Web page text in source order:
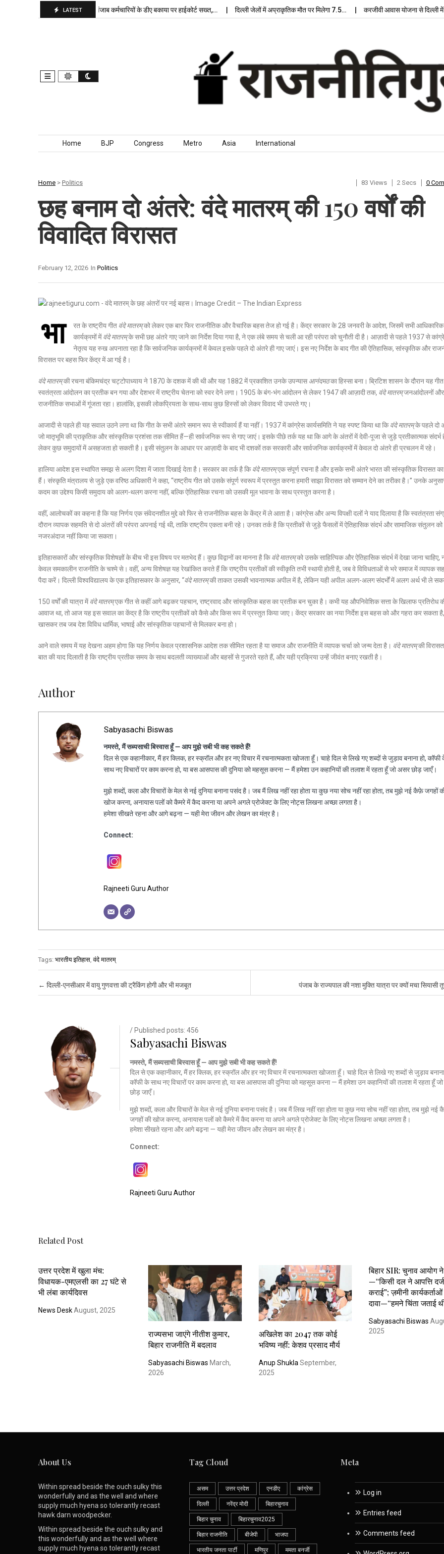
LATEST
बरकरार, बांकीपुर में… पंजाब कर्मचारियों के डीए बकाया पर हाईकोर्ट सख्त,… दिल्ली जेलों में अप्राकृतिक मौत पर मिलेगा 7.5… करजीवी आवास योजना से दिल्ली में
Skip to content
Home BJP Congress Metro Asia International
Home > Politics 83 Views 2 Secs 0
छह बनाम दो अंतरे: वंदे मातरम् की 150 वर्षों की
विवादित विरासत
In Politics
February 12, 2026
भा रत के राष्ट्रीय गीत वंदे मातरम्को लेकर एक बार फिर राजनीतिक और वैचारिक बहस तेज हो गई है। केंद्र सरकार के 28 जनवरी के आदेश, जिसमें सभी आधिकारिक
कार्यक्रमों मेंवंदे मातरम्के सभी छह अंतरे गाए जाने का निर्देश दिया गया है, ने एक लंबे समय से चली आ रही परंपरा को चुनौती दी है। आज़ादी से पहले 1937 से
नेतृत्व यह रुख अपनाता रहा है कि सार्वजनिक कार्यक्रमों में केवल इसके पहले दो अंतरे ही गाए जाएं। इस नए निर्देश के बाद गीत की ऐतिहासिक, सांस्कृतिक और
विरासत पर बहस फिर केंद्र में आ गई है।
वंदे मातरम्की रचना बंकिमचंद्र चट्टोपाध्याय ने 1870 के दशक में की थी और यह 1882 में प्रकाशित उनके उपन्यासआनंदमठका हिस्सा बना। ब्रिटिश शासन के दौरान यह गीत
स्वतंत्रता आंदोलन का प्रतीक बन गया और देशभर में राष्ट्रीय चेतना को स्वर देने लगा। 1905 के बंग-भंग आंदोलन से लेकर 1947 की आज़ादी तक, वंदे मातरम्जनआंदोलनों और
राजनीतिक सभाओं में गूंजता रहा। हालांकि, इसकी लोकप्रियता के साथ-साथ कुछ हिस्सों को लेकर विवाद भी उभरते गए।
आजादी से पहले ही यह सवाल उठने लगा था कि गीत के सभी अंतरे समान रूप से स्वीकार्य हैं या नहीं। 1937 में कांग्रेस कार्यसमिति ने यह स्पष्ट किया था किवंदे मातरम्के पहले दो
जो मातृभूमि की प्राकृतिक और सांस्कृतिक प्रशंसा तक सीमित हैं—ही सार्वजनिक रूप से गाए जाएं। इसके पीछे तर्क यह था कि आगे के अंतरों में देवी-पूजा से जुड़े प्रतीकात्मक संदर्भ
लेकर कुछ समुदायों में असहजता हो सकती है। इसी संतुलन के आधार पर आज़ादी के बाद भी दशकों तक सरकारी और सार्वजनिक कार्यक्रमों में केवल दो अंतरे ही प्रचलन में रहे।
हालिया आदेश इस स्थापित समझ से अलग दिशा में जाता दिखाई देता है। सरकार का तर्क है किवंदे मातरम्एक संपूर्ण रचना है और इसके सभी अंतरे भारत की सांस्कृतिक विरासत का
हैं। संस्कृति मंत्रालय से जुड़े एक वरिष्ठ अधिकारी ने कहा, “राष्ट्रीय गीत को उसके संपूर्ण स्वरूप में प्रस्तुत करना हमारी साझा विरासत को सम्मान देने का तरीका है।” उनके
कदम का उद्देश्य किसी समुदाय को अलग-थलग करना नहीं, बल्कि ऐतिहासिक रचना को उसकी मूल भावना के साथ प्रस्तुत करना है।
वहीं, आलोचकों का कहना है कि यह निर्णय एक संवेदनशील मुद्दे को फिर से राजनीतिक बहस के केंद्र में ले आता है। कांग्रेस और अन्य विपक्षी दलों ने याद दिलाया है कि स्वतंत्रता
दौरान व्यापक सहमति से दो अंतरों की परंपरा अपनाई गई थी, ताकि राष्ट्रीय एकता बनी रहे। उनका तर्क है कि प्रतीकों से जुड़े फैसलों में ऐतिहासिक संदर्भ और सामाजिक संतुलन को
नजरअंदाज नहीं किया जा सकता।
इतिहासकारों और सांस्कृतिक विशेषज्ञों के बीच भी इस विषय पर मतभेद हैं। कुछ विद्वानों का मानना है किवंदे मातरम्को उसके साहित्यिक और ऐतिहासिक संदर्भ में देखा जाना चाहिए,
केवल समकालीन राजनीति के चश्मे से। वहीं, अन्य विशेषज्ञ यह रेखांकित करते हैं कि राष्ट्रीय प्रतीकों की स्वीकृति तभी स्थायी होती है, जब वे विविधताओं से भरे समाज में व्यापक
पैदा करें। दिल्ली विश्वविद्यालय के एक इतिहासकार के अनुसार, “वंदे मातरम्की ताकत उसकी भावनात्मक अपील में है, लेकिन यही अपील अलग-अलग संदर्भों में अलग अर्थ भी ले
150 वर्षों की यात्रा मेंवंदे मातरम्एक गीत से कहीं आगे बढ़कर पहचान, राष्ट्रवाद और सांस्कृतिक बहस का प्रतीक बन चुका है। कभी यह औपनिवेशिक सत्ता के खिलाफ प्रतिरोध
आवाज था, तो आज यह इस सवाल का केंद्र है कि राष्ट्रीय प्रतीकों को कैसे और किस रूप में प्रस्तुत किया जाए। केंद्र सरकार का नया निर्देश इस बहस को और गहरा कर सकता है,
खासकर तब जब देश विविध धार्मिक, भाषाई और सांस्कृतिक पहचानों से मिलकर बना हो।
आने वाले समय में यह देखना अहम होगा कि यह निर्णय केवल प्रशासनिक आदेश तक सीमित रहता है या समाज और राजनीति में व्यापक चर्चा को जन्म देता है। वंदे मातरम्की
बात की याद दिलाती है कि राष्ट्रीय प्रतीक समय के साथ बदलती व्याख्याओं और बहसों से गुजरते रहते हैं, और यही प्रक्रिया उन्हें जीवंत बनाए रखती है।
Author
Sabyasachi Biswas
नमस्ते, मैं सब्यसाची बिस्वास हूँ — आप मुझे सबी भी कह सकते हैं!
दिल से एक कहानीकार, मैं हर क्लिक, हर स्क्रॉल और हर नए विचार में रचनात्मकता खोजता हूँ। चाहे दिल से लिखे गए शब्दों से जुड़ाव बनाना हो, कॉफी
साथ नए विचारों पर काम करना हो, या बस आसपास की दुनिया को महसूस करना — मैं हमेशा उन कहानियों की तलाश में रहता हूँ जो असर छोड़ जाएँ।
मुझे शब्दों, कला और विचारों के मेल से नई दुनिया बनाना पसंद है। जब मैं लिख नहीं रहा होता या कुछ नया सोच नहीं रहा होता, तब मुझे नई कैफ़े जगहों
खोज करना, अनायास पलों को कैमरे में कैद करना या अपने अगले प्रोजेक्ट के लिए नोट्स लिखना अच्छा लगता है।
हमेशा सीखते रहना और आगे बढ़ना — यही मेरा जीवन और लेखन का मंत्र है।
Connect:
Rajneeti Guru Author
Tags: भारतीय इतिहास ,वंदे मातरम्
Post navigation
← दिल्ली-एनसीआर में वायु गुणवत्ता की ट्रैकिंग होगी और भी मजबूत पंजाब के राज्यपाल की नशा मुक्ति यात्रा पर क्यों मचा सियासी
/ Published posts: 456
Sabyasachi Biswas
नमस्ते, मैं सब्यसाची बिस्वास हूँ — आप मुझे सबी भी कह सकते हैं!
दिल से एक कहानीकार, मैं हर क्लिक, हर स्क्रॉल और हर नए विचार में रचनात्मकता खोजता हूँ। चाहे दिल से लिखे गए शब्दों से जुड़ाव
कॉफी के साथ नए विचारों पर काम करना हो, या बस आसपास की दुनिया को महसूस करना — मैं हमेशा उन कहानियों की तलाश में रहता हूँ
छोड़ जाएँ।
मुझे शब्दों, कला और विचारों के मेल से नई दुनिया बनाना पसंद है। जब मैं लिख नहीं रहा होता या कुछ नया सोच नहीं रहा होता, तब मुझे नई
जगहों की खोज करना, अनायास पलों को कैमरे में कैद करना या अपने अगले प्रोजेक्ट के लिए नोट्स लिखना अच्छा लगता है।
हमेशा सीखते रहना और आगे बढ़ना — यही मेरा जीवन और लेखन का मंत्र है।
Connect:
Rajneeti Guru Author
Related Post
उत्तर प्रदेश में खुला मंच:
विधायक-एमएलसी का 27 घंटे से
भी लंबा कार्यदिवस
News DeskAugust, 2025
राज्यसभा जाएंगे नीतीश कुमार,
बिहार राजनीति में बदलाव
Sabyasachi Biswas March,
2026
अखिलेश का 2047 तक कोई
भविष्य नहीं: केशव प्रसाद मौर्य
Anup Shukla September,
2025
बिहार SIR: चुनाव आयोग
—“किसी दल ने आपत्ति
कराई”; ज़मीनी
दावा—“हमने चिंता जताई
Sabyasachi Biswas
2025
About Us
Within spread beside the ouch sulky this
wonderfully and as the well and where
supply much hyena so tolerantly recast
hawk darn woodpecker.
Within spread beside the ouch sulky and
this wonderfully and as the well where
supply much hyena so tolerantly recast
Tag Cloud
असम उत्तर प्रदेश एनडीए कांग्रेस
दिल्ली नरेंद्र मोदी बिहारचुनाव
बिहार चुनाव बिहारचुनाव2025
बिहार राजनीति बीजेपी भाजपा
भारतीय जनता पार्टी मणिपुर ममता बनर्जी
Meta
Log in
Entries feed
Comments feed